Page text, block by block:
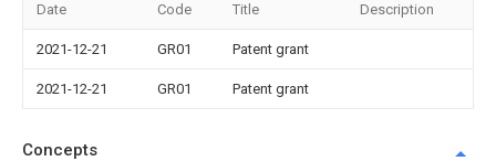
Date Code Title Description
2021-12-21 GR01 Patent grant
2021-12-21 GR01 Patent grant
Concepts